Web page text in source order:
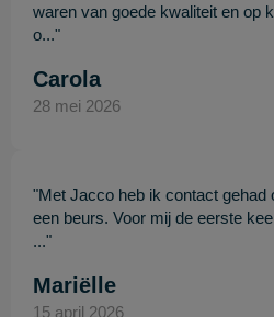
waren van goede kwaliteit en op
o..."
Carola
28 mei 2026
"Met Jacco heb ik contact gehad
een beurs. Voor mij de eerste
..."
Mariëlle
15 april 2026